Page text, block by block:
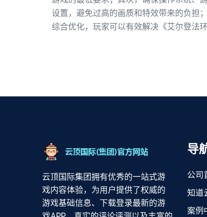
设置，避免过高的画质和特效带来的负担
综合优化，玩家可以有效解决《艾尔登法
云顶国际集团拥有优秀的一站式游
戏内容体验，为用户提供了权威的
游戏基础信息、下载登录最新的游
导
公司
知道
案例